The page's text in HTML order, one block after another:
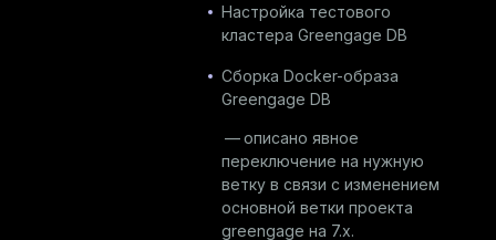
Настройка тестового
кластера Greengage DB
Сборка Docker-образа
Greengage DB
— описано явное
переключение на нужную
ветку в связи с изменением
основной ветки проекта
greengage на 7.x.